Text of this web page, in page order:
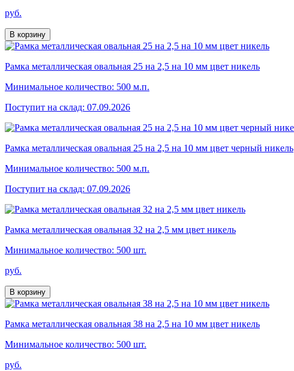
руб.
В корзину
Рамка металлическая овальная 25 на 2,5 на 10 мм цвет никель
Минимальное количество: 500 м.п.
Поступит на склад: 07.09.2026
Рамка металлическая овальная 25 на 2,5 на 10 мм цвет черный никель
Минимальное количество: 500 м.п.
Поступит на склад: 07.09.2026
Рамка металлическая овальная 32 на 2,5 мм цвет никель
Минимальное количество: 500 шт.
руб.
В корзину
Рамка металлическая овальная 38 на 2,5 на 10 мм цвет никель
Минимальное количество: 500 шт.
руб.